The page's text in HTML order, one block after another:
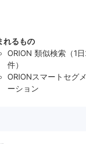
れるもの
ORION 類似検索（1
件）
ORIONスマートセグ
ーション